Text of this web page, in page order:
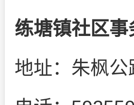
练塘镇社区
地址：朱枫